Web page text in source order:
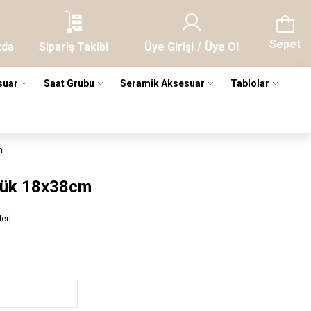
Sipariş Takibi Üye Girişi / Üye Ol Sepet
Saat Grubu Seramik Aksesuar Tablolar
18x38cm